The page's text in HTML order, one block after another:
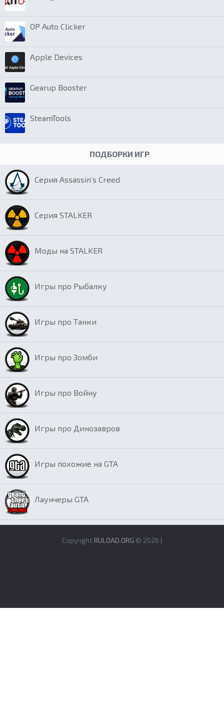
OP Auto Clicker
Apple Devices
Gearup Booster
SteamTools
ПОДБОРКИ ИГР
Серия Assassin’s Creed
Серия STALKER
Моды на STALKER
Игры про Рыбалку
Игры про Танки
Игры про Зомби
Игры про Войну
Игры про Динозавров
Игры похожие на GTA
Лаунчеры GTA
Copyright RULOAD.ORG © 2026 |